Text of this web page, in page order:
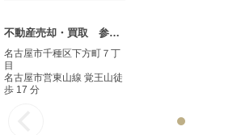
不動産売却・買取 参考事例
名古屋市千種区下方町７丁
目
名古屋市営東山線 覚王山徒
歩 17 分